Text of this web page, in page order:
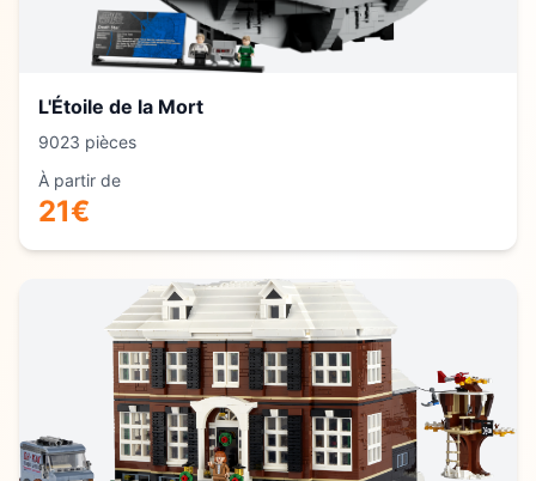
L'Étoile de la Mort
9023 pièces
À partir de
21€